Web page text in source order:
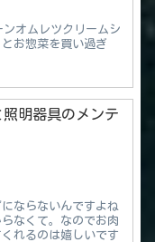
オムレツクリームシ
お惣菜を買い過ぎ
明器具のメンテ
ならないんですよね
なくて。なのでお肉
れるのは嬉しいです